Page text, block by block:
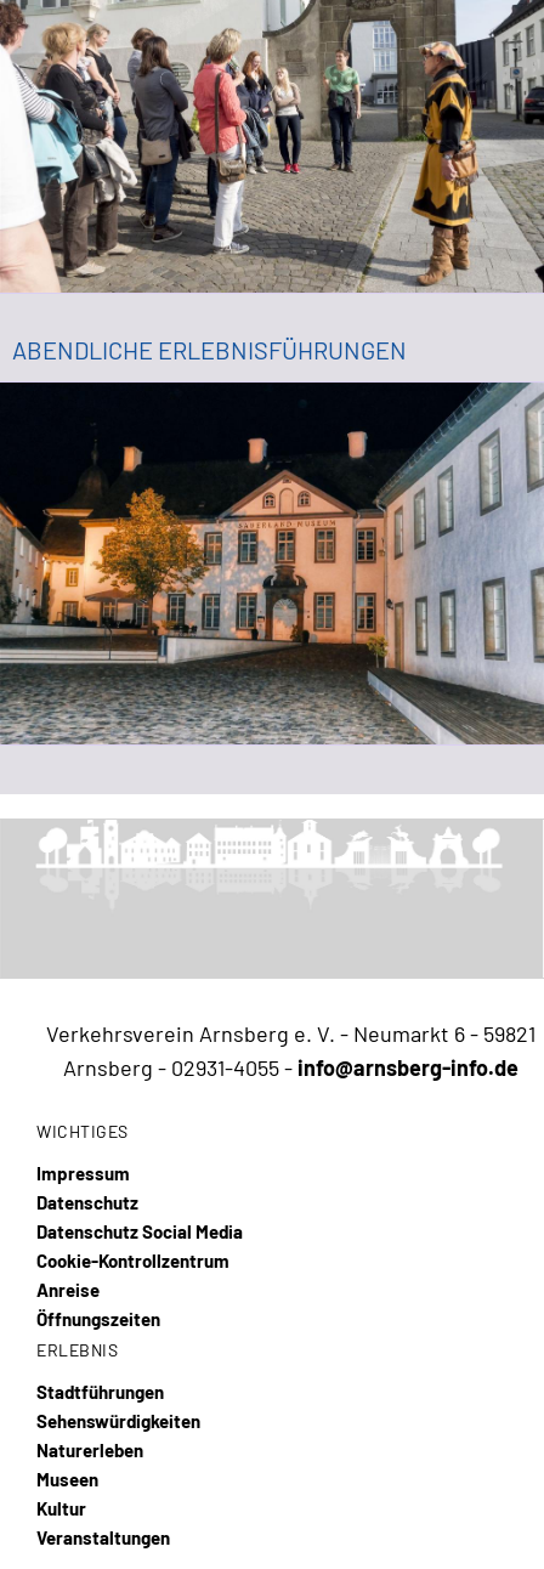
ABENDLICHE ERLEBNISFÜHRUNGEN
Verkehrsverein Arnsberg e. V. - Neumarkt 6 - 59821
Arnsberg - 02931-4055- info@arnsberg-info.de
WICHTIGES
Impressum
Datenschutz
Datenschutz Social Media
Cookie-Kontrollzentrum
Anreise
Öffnungszeiten
ERLEBNIS
Stadtführungen
Sehenswürdigkeiten
Naturerleben
Museen
Kultur
Veranstaltungen